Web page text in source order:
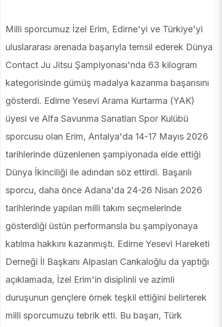
Milli sporcumuz İzel Erim, Edirne'yi ve Türkiye'yi
uluslararası arenada başarıyla temsil ederek Dünya
Contact Ju Jitsu Şampiyonası'nda 63 kilogram
kategorisinde gümüş madalya kazanma başarısını
gösterdi. Edirne Yesevi Arama Kurtarma (YAK)
üyesi ve Alfa Savunma Sanatları Spor Kulübü
sporcusu olan Erim, Antalya'da 14-17 Mayıs 2026
tarihlerinde düzenlenen şampiyonada elde ettiği
Dünya İkinciliği ile adından söz ettirdi. Başarılı
sporcu, daha önce Adana'da 24-26 Nisan 2026
tarihlerinde yapılan milli takım seçmelerinde
gösterdiği üstün performansla bu şampiyonaya
katılma hakkını kazanmıştı. Edirne Yesevi Hareketi
Derneği İl Başkanı Alpaslan Cankaloğlu da yaptığı
açıklamada, İzel Erim'in disiplinli ve azimli
duruşunun gençlere örnek teşkil ettiğini belirterek
milli sporcumuzu tebrik etti. Bu başarı, Türk